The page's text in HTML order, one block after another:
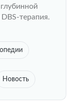
терапия.
Новость